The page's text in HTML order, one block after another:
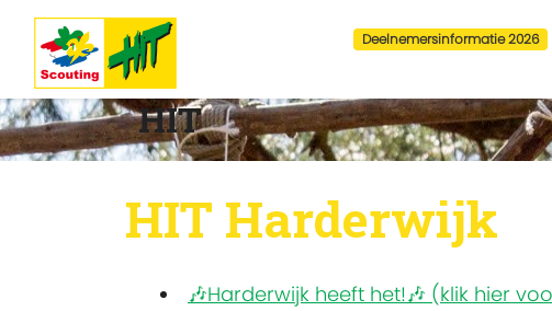
Deelnemersinformatie 2026
HIT
HIT Harderwijk
🎶Harderwijk heeft het!🎶 (klik hier